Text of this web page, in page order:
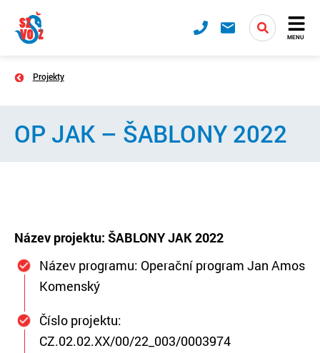
MENU
Projekty
OP JAK – ŠABLONY 2022
Název projektu: ŠABLONY JAK 2022
Název programu: Operační program Jan Amos
Komenský
Číslo projektu:
CZ.02.02.XX/00/22_003/0003974